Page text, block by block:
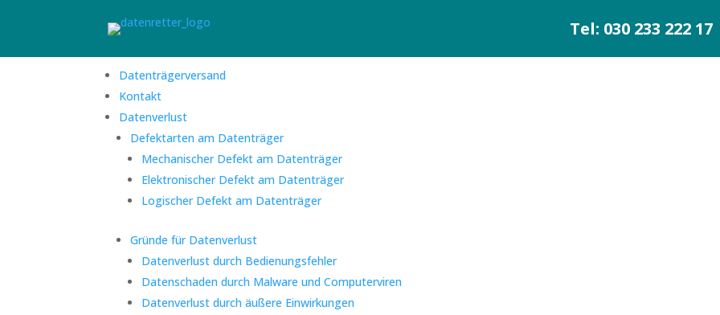
Tel: 030 233 222 17
Datenträgerversand
Kontakt
Datenverlust
Defektarten am Datenträger
Mechanischer Defekt am Datenträger
Elektronischer Defekt am Datenträger
Logischer Defekt am Datenträger
Gründe für Datenverlust
Datenverlust durch Bedienungsfehler
Datenschaden durch Malware und Computerviren
Datenverlust durch äußere Einwirkungen